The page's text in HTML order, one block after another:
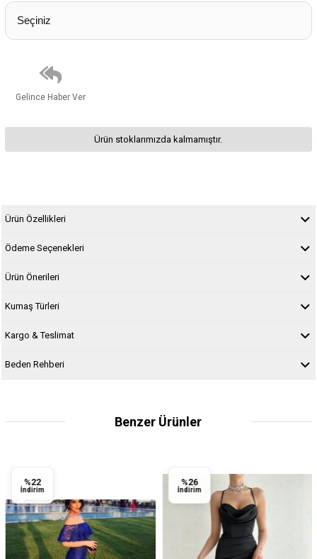
Gelince Haber Ver
Ürün stoklarımızda kalmamıştır.
Ürün Özellikleri
Ödeme Seçenekleri
Ürün Önerileri
Kumaş Türleri
Kargo & Teslimat
Beden Rehberi
Benzer Ürünler